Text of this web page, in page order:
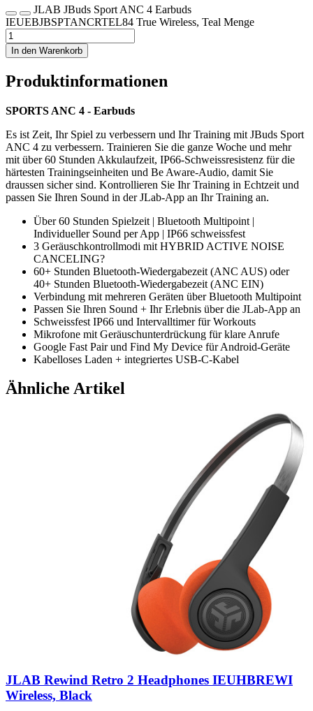
JLAB JBuds Sport ANC 4 Earbuds
IEUEBJBSPTANCRTEL84 True Wireless, Teal Menge
In den Warenkorb
Produktinformationen
SPORTS ANC 4 - Earbuds
Es ist Zeit, Ihr Spiel zu verbessern und Ihr Training mit JBuds Sport
ANC 4 zu verbessern. Trainieren Sie die ganze Woche und mehr
mit über 60 Stunden Akkulaufzeit, IP66-Schweissresistenz für die
härtesten Trainingseinheiten und Be Aware-Audio, damit Sie
draussen sicher sind. Kontrollieren Sie Ihr Training in Echtzeit und
passen Sie Ihren Sound in der JLab-App an Ihr Training an.
Über 60 Stunden Spielzeit | Bluetooth Multipoint |
Individueller Sound per App | IP66 schweissfest
3 Geräuschkontrollmodi mit HYBRID ACTIVE NOISE
CANCELING?
60+ Stunden Bluetooth-Wiedergabezeit (ANC AUS) oder
40+ Stunden Bluetooth-Wiedergabezeit (ANC EIN)
Verbindung mit mehreren Geräten über Bluetooth Multipoint
Passen Sie Ihren Sound + Ihr Erlebnis über die JLab-App an
Schweissfest IP66 und Intervalltimer für Workouts
Mikrofone mit Geräuschunterdrückung für klare Anrufe
Google Fast Pair und Find My Device für Android-Geräte
Kabelloses Laden + integriertes USB-C-Kabel
Ähnliche Artikel
JLAB Rewind Retro 2 Headphones IEUHBREWI
Wireless, Black